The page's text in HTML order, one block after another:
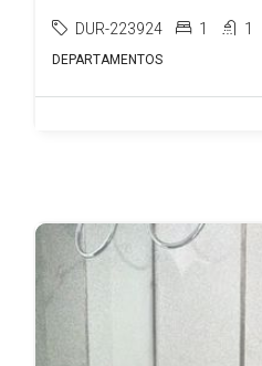
DUR-223924 1 1
DEPARTAMENTOS